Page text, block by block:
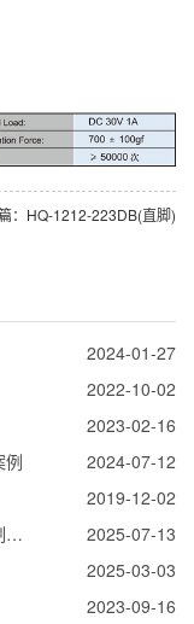
：HQ-1212-223DB(直脚)
2024-01-27
2022-10-02
2023-02-16
例 2024-07-12
2019-12-02
轻触开关在工业环境中的使用寿命延长机制解析 2025-07-13
2025-03-03
2023-09-16